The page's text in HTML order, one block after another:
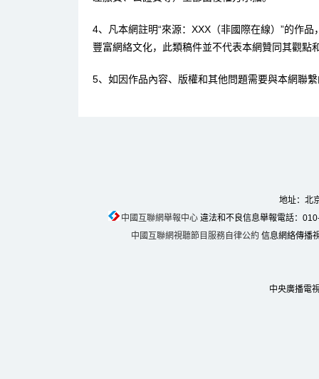
4、凡本網註明“來源：XXX（非國際在線）”的作
豐富網絡文化，此類稿件並不代表本網贊同其觀點
5、如因作品內容、版權和其他問題需要與本網聯
地址：北
中國互聯網舉報中心違法和不良信息舉報電話：
中國互聯網視聽節目服務自律公約 信息網絡傳播
中央廣播電